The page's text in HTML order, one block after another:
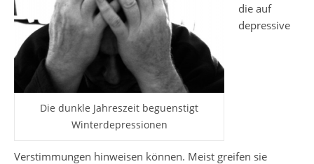
Die dunkle Jahreszeit beguenstigt
Winterdepressionen
die auf
depressive
Verstimmungen hinweisen können. Meist greifen sie